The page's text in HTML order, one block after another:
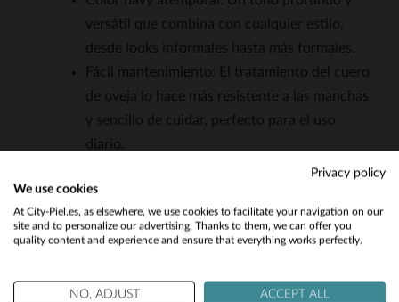
versátil que combina con cualquier estilo,
desde looks informales hasta más formales.
Fácil mantenimiento: El tratamiento del cuero
de oveja lo hace más resistente a las manchas
y sencillo de cuidar, perfecto para el uso
diario.
Construcción duradera: Pensado para
acompañarte en tus viajes durante años,
gracias a su confección robusta y materiales
de alta calidad.
PREGUNTAS FRECUENTES
Would you like to be redirected to our English site?
No
Yes
Privacy policy
We use cookies
At City-Piel.es, as elsewhere, we use cookies to facilitate your navigation on our
site and to personalize our advertising. Thanks to them, we can offer you
quality content and experience and ensure that everything works perfectly.
NO, ADJUST ACCEPT ALL